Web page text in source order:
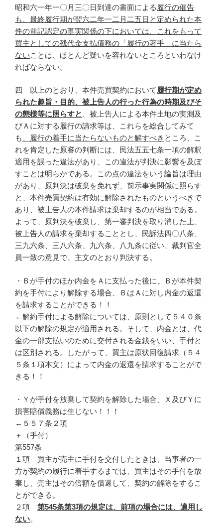
昭和六一年一〇月三〇日到達の書面による 履行の催告
も、最終履行期が翌六二年一二月二五日と定められた本
件の前記認定の事実関係の下においては、これをもって
買主としての残代金支払債務の「履行の著手」に当たら
ないことは、ほとんど疑いを容れないところといわなけ
ればならない。
四 以上のとおり、本件売買契約において 履行期が定め
られた趣旨・目的、被上告人の行った行為の時期及びそ
の態様等に照らすと
、被上告人による本件土地の実測及
びＡに対する履行の請求等は、これらを総合してみて
も
、履行の着手に当たらないものと解すべき ところ、こ
れを肯定した原審の判断には、民法五五七条一項の解釈
適用を誤った違法があり、この違法が判決に影響を及ぼ
すことは明らかである。この点の違法をいう論旨は理由
があり、原判決は破棄を免れず、前示事実関係に照らす
と、本件売買契約は有効に解除されたものというべきで
あり、被上告人の本件請求は棄却するのが相当である。
よって、原判決を破棄し、第一審判決を取り消した上、
被上告人の請求を棄却することとし、民訴法四〇八条、
三九六条、三八六条、九六条、八九条に従い、裁判官全
員一致の意見で、主文のとおり判決する。
・Ｂが手付のほか内金をＡに支払った後に、Ｂが本件契
約を手付により解除する場合、ＢはＡに対し内金の返還
を請求することができる！！
←解約手付による解除については、原則として５４０条
以下の解除の規定が適用される。そして、内金とは、代
金の一部支払いのために交付される金銭をいい、手付と
は区別される。したがって、買主は原状回復請求（５４
５条１項本文）によって内金の返還を請求することがで
きる！！
・Ｙが手付を放棄して契約を解除した場合、Ｘ及びＹに
損害賠償義務は生じない！！！
←５５７条２項
＋（手付）
第557条
１項 買主が売主に手付を交付したときは、当事者の一
方が契約の履行に着手するまでは、買主はその手付を放
棄し、売主はその倍額を償還して、契約の解除をするこ
とができる。
２項 第545条第3項の規定は、前項の場合には、適用し
ない。